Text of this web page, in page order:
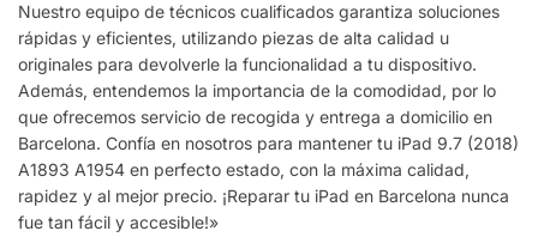
Nuestro equipo de técnicos cualificados garantiza soluciones
rápidas y eficientes, utilizando piezas de alta calidad u
originales para devolverle la funcionalidad a tu dispositivo.
Además, entendemos la importancia de la comodidad, por lo
que ofrecemos servicio de recogida y entrega a domicilio en
Barcelona. Confía en nosotros para mantener tu iPad 9.7 (2018)
A1893 A1954 en perfecto estado, con la máxima calidad,
rapidez y al mejor precio. ¡Reparar tu iPad en Barcelona nunca
fue tan fácil y accesible!»